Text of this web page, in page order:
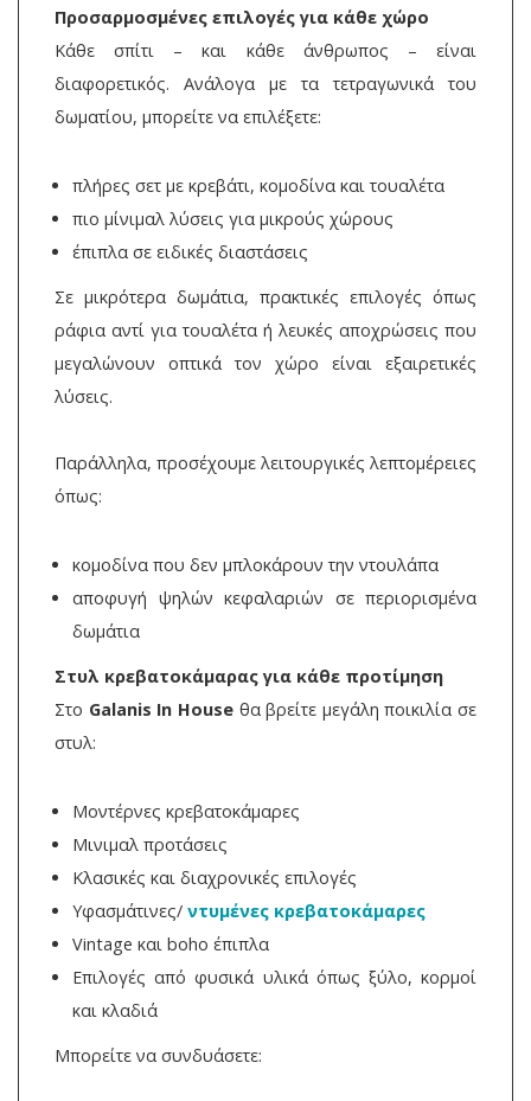
Προσαρμοσμένες επιλογές για κάθε χώρο
Κάθε σπίτι – και κάθε άνθρωπος – είναι
διαφορετικός. Ανάλογα με τα τετραγωνικά του
δωματίου, μπορείτε να επιλέξετε:
πλήρες σετ με κρεβάτι, κομοδίνα και τουαλέτα
πιο μίνιμαλ λύσεις για μικρούς χώρους
έπιπλα σε ειδικές διαστάσεις
Σε μικρότερα δωμάτια, πρακτικές επιλογές όπως
ράφια αντί για τουαλέτα ή λευκές αποχρώσεις που
μεγαλώνουν οπτικά τον χώρο είναι εξαιρετικές
λύσεις.
Παράλληλα, προσέχουμε λειτουργικές λεπτομέρειες
όπως:
κομοδίνα που δεν μπλοκάρουν την ντουλάπα
αποφυγή ψηλών κεφαλαριών σε περιορισμένα
δωμάτια
Στυλ κρεβατοκάμαρας για κάθε προτίμηση
Στο Galanis In Houseθα βρείτε μεγάλη ποικιλία σε
στυλ:
Μοντέρνες κρεβατοκάμαρες
Μινιμαλ προτάσεις
Κλασικές και διαχρονικές επιλογές
Υφασμάτινες/ ντυμένες κρεβατοκάμαρες
Vintage και boho έπιπλα
Επιλογές από φυσικά υλικά όπως ξύλο, κορμοί
και κλαδιά
Μπορείτε να συνδυάσετε: